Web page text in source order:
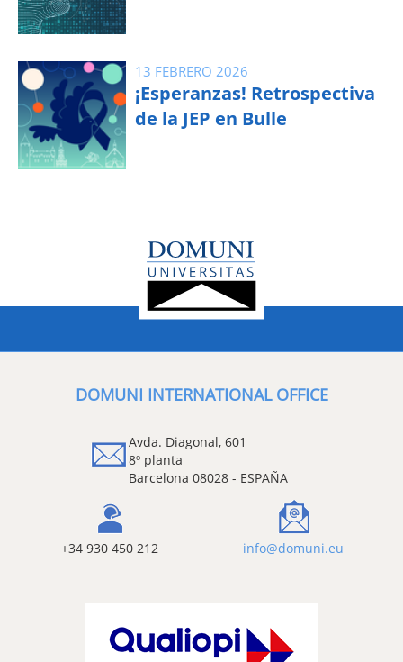
13 FEBRERO 2026
¡Esperanzas! Retrospectiva
de la JEP en Bulle
DOMUNI INTERNATIONAL OFFICE
Avda. Diagonal, 601
8º planta
Barcelona 08028 - ESPAÑA
+34 930 450 212 info@domuni.eu